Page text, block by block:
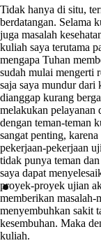
Tidak hanya di situ,
berdatangan. Selama
juga masalah
kuliah saya terutama
mengapa Tuhan
sudah mulai mengerti
saja saya mundur dari
dianggap kurang
melakukan pelayanan
dengan teman-teman
sangat penting,
pekerjaan-pekerjaan
tidak punya teman
saya dapat
proyek-proyek ujian
memberikan masalah-
menyembuhkan sakit
kesembuhan. Maka
kuliah.